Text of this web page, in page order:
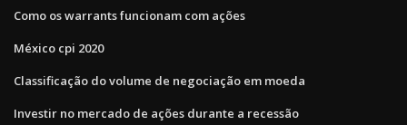
Como os warrants funcionam com ações
México cpi 2020
Classificação do volume de negociação em moeda
Investir no mercado de ações durante a recessão